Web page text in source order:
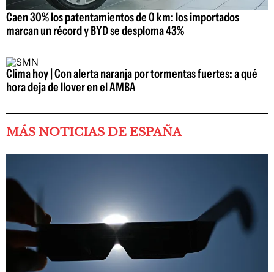
Caen 30% los patentamientos de 0 km: los importados
marcan un récord y BYD se desploma 43%
Clima hoy | Con alerta naranja por tormentas fuertes: a qué
hora deja de llover en el AMBA
MÁS NOTICIAS DE ESPAÑA